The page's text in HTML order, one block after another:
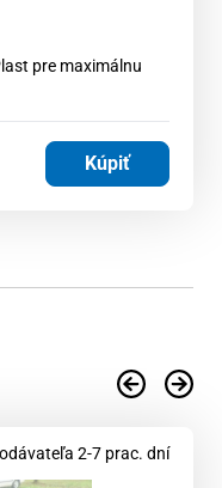
pre maximálnu
Kúpiť
2-7 prac. dní